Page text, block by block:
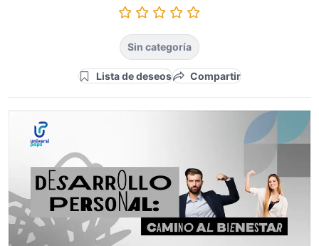
Sin categoría
Lista de deseos Compartir